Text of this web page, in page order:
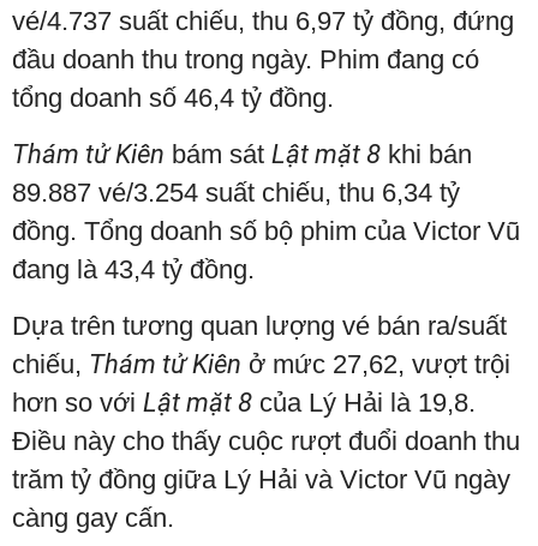
vé/4.737 suất chiếu, thu 6,97 tỷ đồng, đứng
đầu doanh thu trong ngày. Phim đang có
tổng doanh số 46,4 tỷ đồng.
Thám tử Kiên bám sát Lật mặt 8 khi bán
89.887 vé/3.254 suất chiếu, thu 6,34 tỷ
đồng. Tổng doanh số bộ phim của Victor Vũ
đang là 43,4 tỷ đồng.
Dựa trên tương quan lượng vé bán ra/suất
chiếu, Thám tử Kiên ở mức 27,62, vượt trội
hơn so với Lật mặt 8 của Lý Hải là 19,8.
Điều này cho thấy cuộc rượt đuổi doanh thu
trăm tỷ đồng giữa Lý Hải và Victor Vũ ngày
càng gay cấn.